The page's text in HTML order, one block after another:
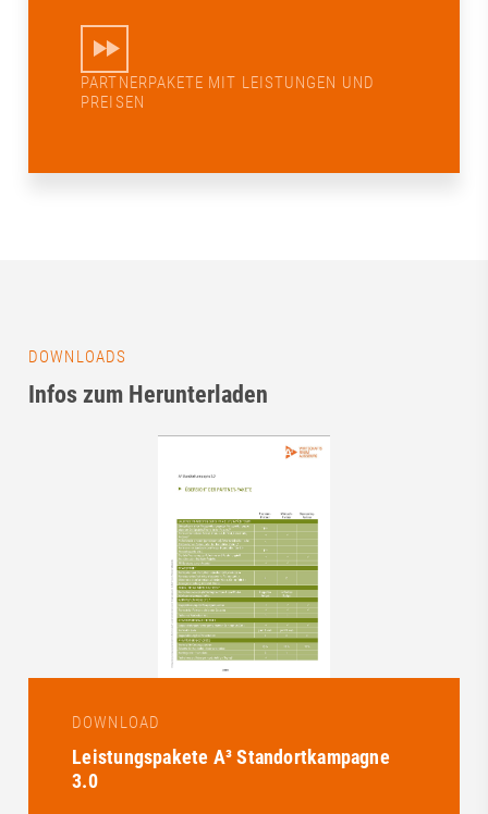
PARTNERPAKETE MIT LEISTUNGEN UND
PREISEN
DOWNLOADS
Infos zum Herunterladen
DOWNLOAD
Leistungspakete A³ Standortkampagne
3.0